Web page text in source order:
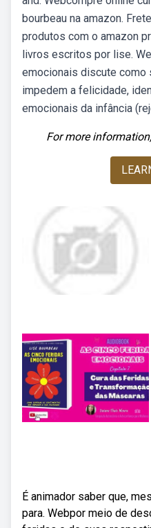
bourbeau na amazon.
produtos com o amazon
livros escritos por lise.
emocionais discute como
impedem a felicidade,
emocionais da infância
For more
É animador saber que,
para. Webpor meio de